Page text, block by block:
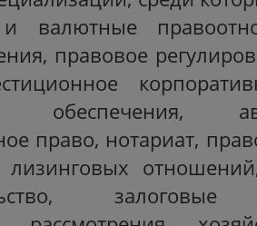
и валютные
правовое
обеспечения,
право, нотариат,
залоговые